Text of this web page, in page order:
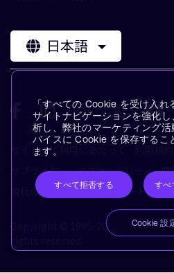
日本語
サイトのご利用にあたって
サプライヤー アクセシビリティ 購
現代の奴隷制に対するステートメン
Copyright © 1995-2026 Arm
rights reserved.
「すべての Cookie を受け入れ
サイトナビゲーションを強化
析し、弊社のマーケティング
バイスに Cookie を保存するこ
ます。
すべて拒否する すべ
Cookie 設